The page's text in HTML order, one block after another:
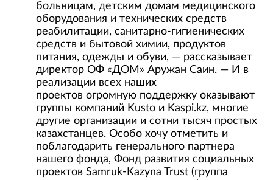
больницам, детским домам медицинского
оборудования и технических средств
реабилитации, санитарно-гигиенических
средств и бытовой химии, продуктов
питания, одежды и обуви, — рассказывает
директор ОФ «ДОМ» Аружан Саин. — И в
реализации всех наших
проектов огромную поддержку оказывают
группы компаний Kusto и Kaspi.kz, многие
другие организации и сотни тысяч простых
казахстанцев. Особо хочу отметить и
поблагодарить генерального партнера
нашего фонда, Фонд развития социальных
проектов Samruk-Kazyna Trust (группа